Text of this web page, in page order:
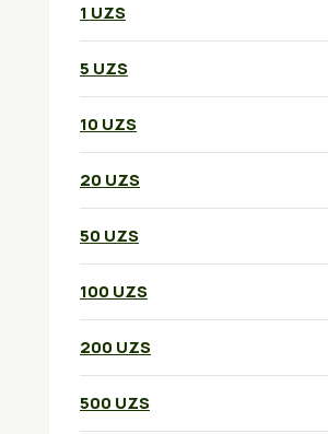
1 UZS
5 UZS
10 UZS
20 UZS
50 UZS
100 UZS
200 UZS
500 UZS